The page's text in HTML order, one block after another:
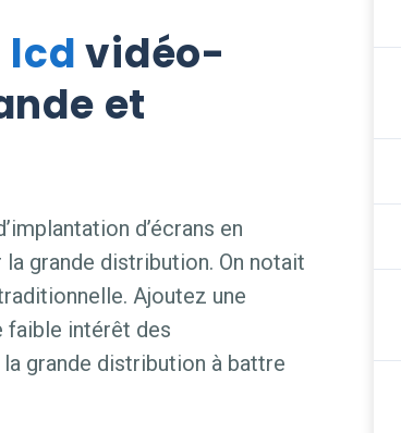
lcdvidéo-
et
d’écrans en
grande distribution. On notait
Ajoutez une
faible intérêt des
grande distribution à battre